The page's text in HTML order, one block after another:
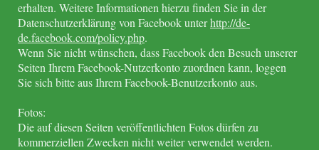
erhalten. Weitere Informationen hierzu finden Sie in der
Datenschutzerklärung von Facebook unterhttp://de-
de.facebook.com/policy.php.
Wenn Sie nicht wünschen, dass Facebook den Besuch unserer
Seiten Ihrem Facebook-Nutzerkonto zuordnen kann, loggen
Sie sich bitte aus Ihrem Facebook-Benutzerkonto aus.
Fotos:
Die auf diesen Seiten veröffentlichten Fotos dürfen zu
kommerziellen Zwecken nicht weiter verwendet werden.